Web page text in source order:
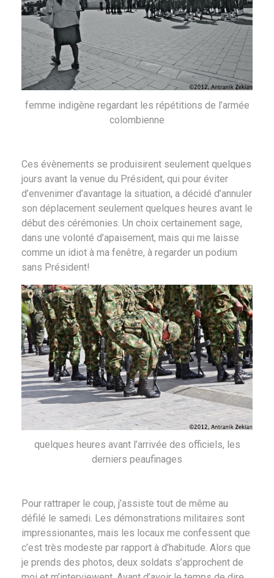
femme indigène regardant les répétitions de l’armée
colombienne
Ces évènements se produisirent seulement quelques
jours avant la venue du Président, qui pour éviter
d’envenimer d’avantage la situation, a décidé d’annuler
son déplacement seulement quelques heures avant le
début des cérémonies. Un choix certainement sage,
dans une volonté d’apaisement, mais qui me laisse
comme un idiot à ma fenêtre, à regarder un podium
sans Président!
quelques heures avant l’arrivée des officiels, les
derniers peaufinages
Pour rattraper le coup, j’assiste tout de même au
défilé le samedi. Les démonstrations militaires sont
impressionantes, mais les locaux me confessent que
c’est très modeste par rapport à d’habitude. Alors que
je prends des photos, deux soldats s’approchent de